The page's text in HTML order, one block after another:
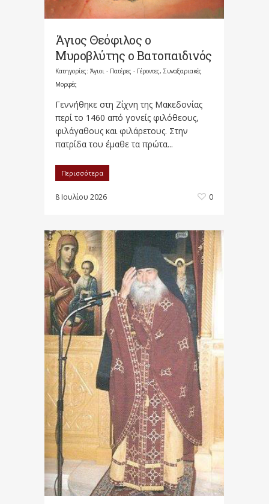
Άγιος Θεόφιλος ο
Μυροβλύτης ο Βατοπαιδινός
Κατηγορίες: Άγιοι - Πατέρες - Γέροντες, Συναξαριακές
Μορφές
Γεννήθηκε στη Ζίχνη της Μακεδονίας
περί το 1460 από γονείς φιλόθεους,
φιλάγαθους και φιλάρετους. Στην
πατρίδα του έμαθε τα πρώτα...
Περισσότερα
8 Ιουλίου 2026 0